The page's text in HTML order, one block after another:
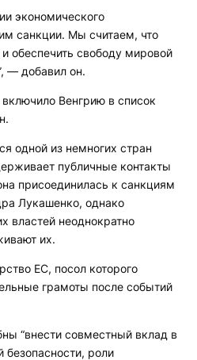
экономического
санкции. Мы считаем, что
обеспечить свободу мировой
— добавил он.
Венгрию в список
одной из немногих стран
публичные контакты
присоединилась к санкциям
Лукашенко, однако
властей неоднократно
их.
ЕС, посол которого
грамоты после событий
“внести совместный вклад в
безопасности, роли